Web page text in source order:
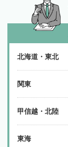
北海道・東北
関東
甲信越・北陸
東海